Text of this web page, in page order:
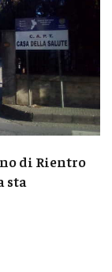
di Rientro
sta